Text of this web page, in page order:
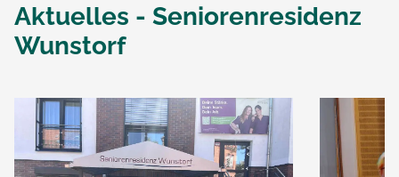
Aktuelles - Seniorenresidenz
Wunstorf